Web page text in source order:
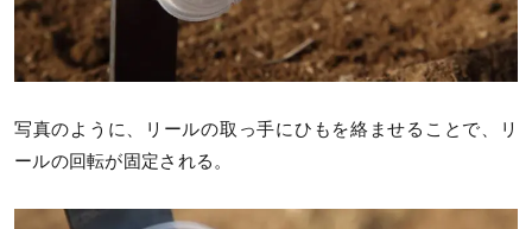
写真のように、リールの取っ手にひもを絡ませることで、リ
ールの回転が固定される。